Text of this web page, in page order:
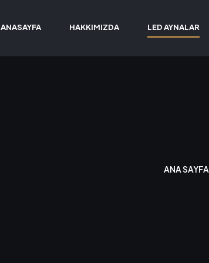
ANASAYFA HAKKIMIZDA LED AYNALAR
ANA SAYFA